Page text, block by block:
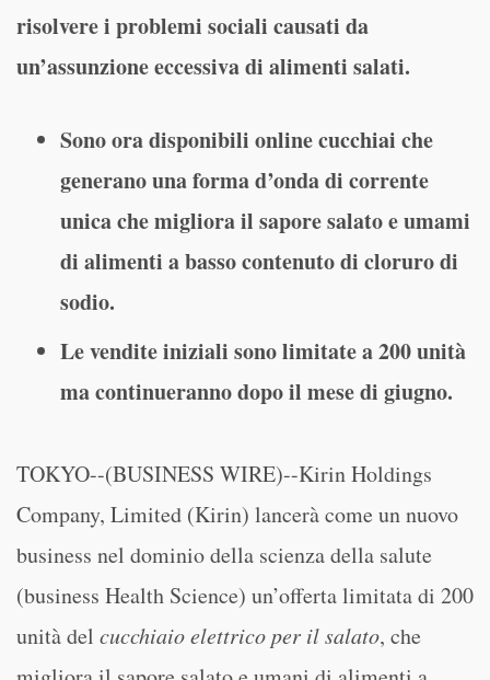
risolvere i problemi sociali causati da
un’assunzione eccessiva di alimenti salati.
Sono ora disponibili online cucchiai che
generano una forma d’onda di corrente
unica che migliora il sapore salato e umami
di alimenti a basso contenuto di cloruro di
sodio.
Le vendite iniziali sono limitate a 200 unità
ma continueranno dopo il mese di giugno.
TOKYO--(BUSINESS WIRE)--Kirin Holdings
Company, Limited (Kirin) lancerà come un nuovo
business nel dominio della scienza della salute
(business Health Science) un’offerta limitata di 200
unità del cucchiaio elettrico per il salato, che